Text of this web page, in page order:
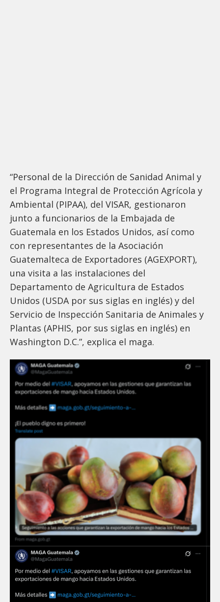
“Personal de la Dirección de Sanidad Animal y
el Programa Integral de Protección Agrícola y
Ambiental (PIPAA), del VISAR, gestionaron
junto a funcionarios de la Embajada de
Guatemala en los Estados Unidos, así como
con representantes de la Asociación
Guatemalteca de Exportadores (AGEXPORT),
una visita a las instalaciones del
Departamento de Agricultura de Estados
Unidos (USDA por sus siglas en inglés) y del
Servicio de Inspección Sanitaria de Animales y
Plantas (APHIS, por sus siglas en inglés) en
Washington D.C.”, explica el maga.